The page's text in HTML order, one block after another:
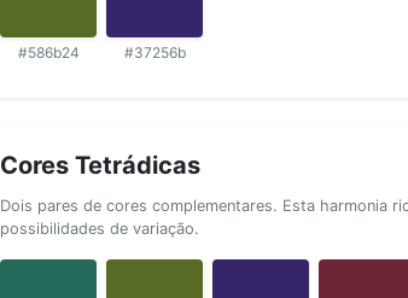
#586b24 #37256b
Cores Tetrádicas
Dois pares de cores complementares. Esta harmonia
possibilidades de variação.